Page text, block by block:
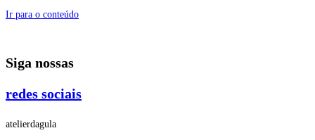
Ir para o conteúdo
Siga nossas
redes sociais
atelierdagula